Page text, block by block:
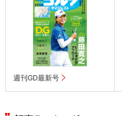
週刊GD最新号